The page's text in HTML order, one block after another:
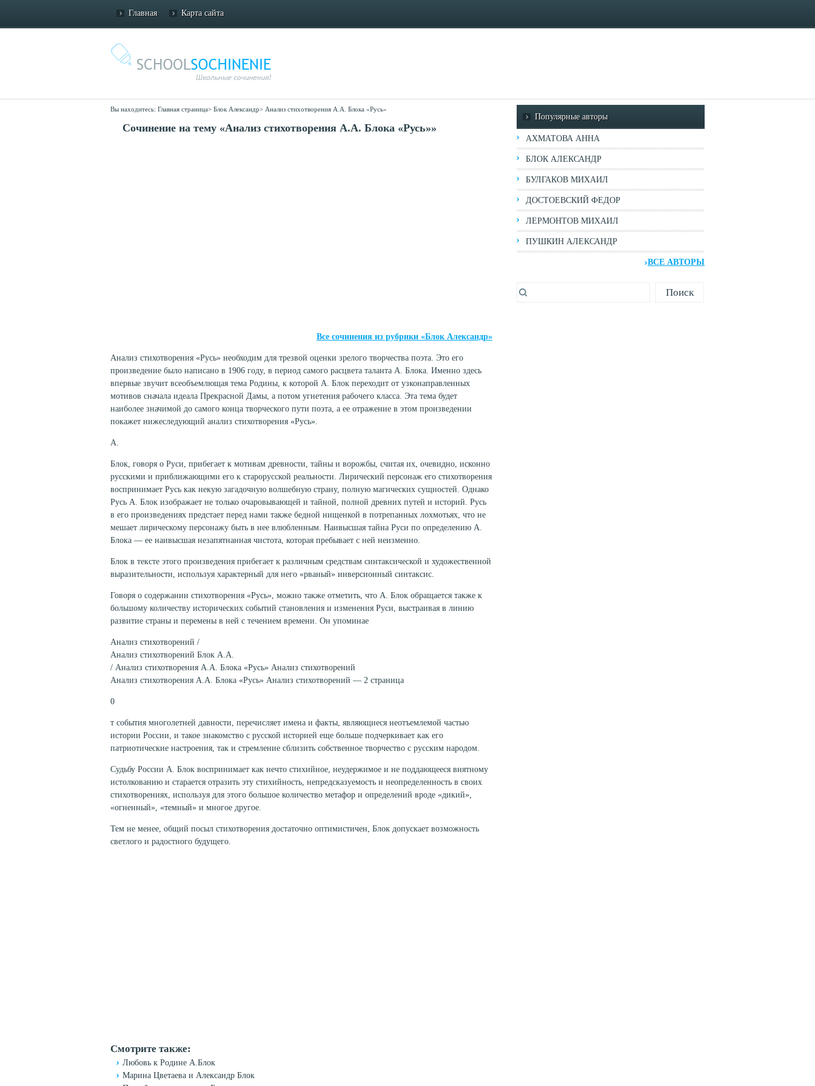
Главная Карта сайта
Вы находитесь: Главная страница> Блок Александр> Анализ стихотворения А.А. Блока «Русь»
Сочинение на тему «Анализ стихотворения А.А. Блока «Русь»»
Все сочинения из рубрики «Блок Александр»
Анализ стихотворения «Русь» необходим для трезвой оценки зрелого творчества поэта. Это его
произведение было написано в 1906 году, в период самого расцвета таланта А. Блока. Именно здесь
впервые звучит всеобъемлющая тема Родины, к которой А. Блок переходит от узконаправленных
мотивов сначала идеала Прекрасной Дамы, а потом угнетения рабочего класса. Эта тема будет
наиболее значимой до самого конца творческого пути поэта, а ее отражение в этом произведении
покажет нижеследующий анализ стихотворения «Русь».
А.
Блок, говоря о Руси, прибегает к мотивам древности, тайны и ворожбы, считая их, очевидно, исконно
русскими и приближающими его к старорусской реальности. Лирический персонаж его стихотворения
воспринимает Русь как некую загадочную волшебную страну, полную магических сущностей. Однако
Русь А. Блок изображает не только очаровывающей и тайной, полной древних путей и историй. Русь
в его произведениях предстает перед нами также бедной нищенкой в потрепанных лохмотьях, что не
мешает лирическому персонажу быть в нее влюбленным. Наивысшая тайна Руси по определению А.
Блока — ее наивысшая незапятнанная чистота, которая пребывает с ней неизменно.
Блок в тексте этого произведения прибегает к различным средствам синтаксической и художественной
выразительности, используя характерный для него «рваный» инверсионный синтаксис.
Говоря о содержании стихотворения «Русь», можно также отметить, что А. Блок обращается также к
большому количеству исторических событий становления и изменения Руси, выстраивая в линию
развитие страны и перемены в ней с течением времени. Он упоминае
Анализ стихотворений /
Анализ стихотворений Блок А.А.
/ Анализ стихотворения А.А. Блока «Русь» Анализ стихотворений
Анализ стихотворения А.А. Блока «Русь» Анализ стихотворений — 2 страница
0
т события многолетней давности, перечисляет имена и факты, являющиеся неотъемлемой частью
истории России, и такое знакомство с русской историей еще больше подчеркивает как его
патриотические настроения, так и стремление сблизить собственное творчество с русским народом.
Судьбу России А. Блок воспринимает как нечто стихийное, неудержимое и не поддающееся внятному
истолкованию и старается отразить эту стихийность, непредсказуемость и неопределенность в своих
стихотворениях, используя для этого большое количество метафор и определений вроде «дикий»,
«огненный», «темный» и многое другое.
Тем не менее, общий посыл стихотворения достаточно оптимистичен, Блок допускает возможность
светлого и радостного будущего.
Смотрите также:
Любовь к Родине А.Блок
Марина Цветаева и Александр Блок
Популярные авторы
АХМАТОВА АННА
БЛОК АЛЕКСАНДР
БУЛГАКОВ МИХАИЛ
ДОСТОЕВСКИЙ ФЕДОР
ЛЕРМОНТОВ МИХАИЛ
ПУШКИН АЛЕКСАНДР
ВСЕ АВТОРЫ